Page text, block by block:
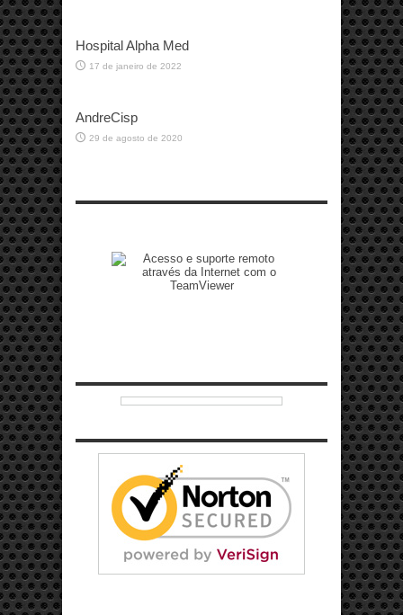
Hospital Alpha Med
17 de janeiro de 2022
AndreCisp
29 de agosto de 2020